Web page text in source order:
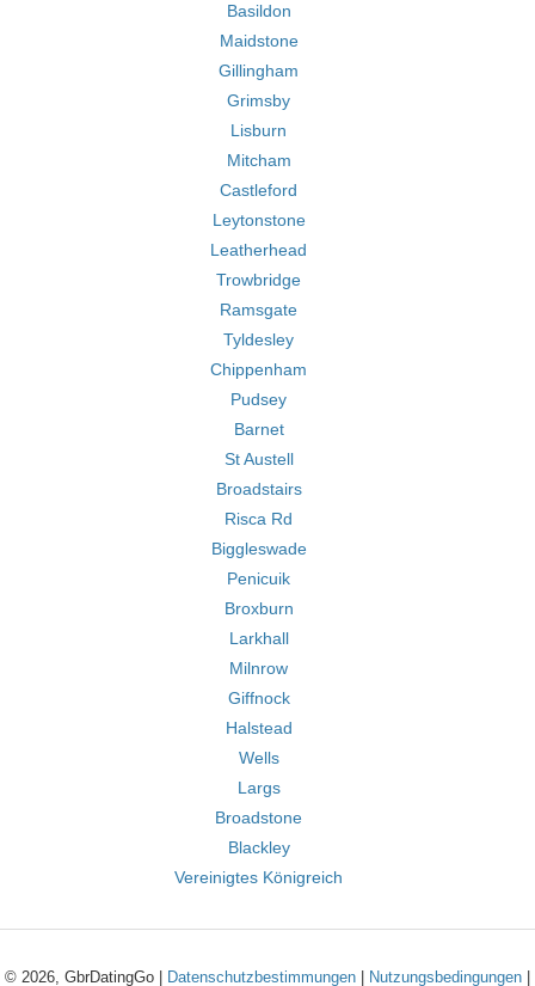
Basildon
Maidstone
Gillingham
Grimsby
Lisburn
Mitcham
Castleford
Leytonstone
Leatherhead
Trowbridge
Ramsgate
Tyldesley
Chippenham
Pudsey
Barnet
St Austell
Broadstairs
Risca Rd
Biggleswade
Penicuik
Broxburn
Larkhall
Milnrow
Giffnock
Halstead
Wells
Largs
Broadstone
Blackley
Vereinigtes Königreich
© 2026, GbrDatingGo | Datenschutzbestimmungen Nutzungsbedingungen